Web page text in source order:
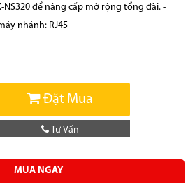
để nâng cấp mở rộng tổng đài. -
nhánh: RJ45
Đặt Mua
Tư Vấn
MUA NGAY